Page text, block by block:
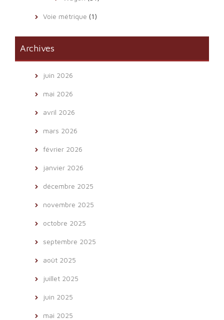
Voie métrique (1)
Archives
juin 2026
mai 2026
avril 2026
mars 2026
février 2026
janvier 2026
décembre 2025
novembre 2025
octobre 2025
septembre 2025
août 2025
juillet 2025
juin 2025
mai 2025